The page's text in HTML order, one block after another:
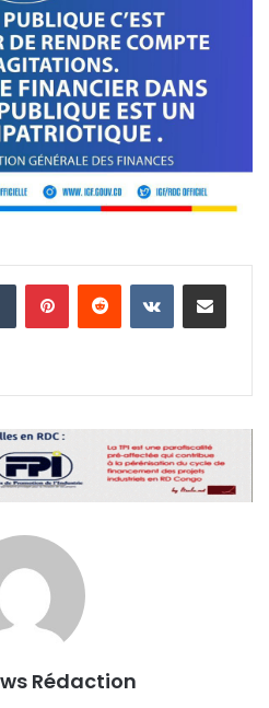
Tumblr PinterestReddit VKontaktePartager par email
Rédaction